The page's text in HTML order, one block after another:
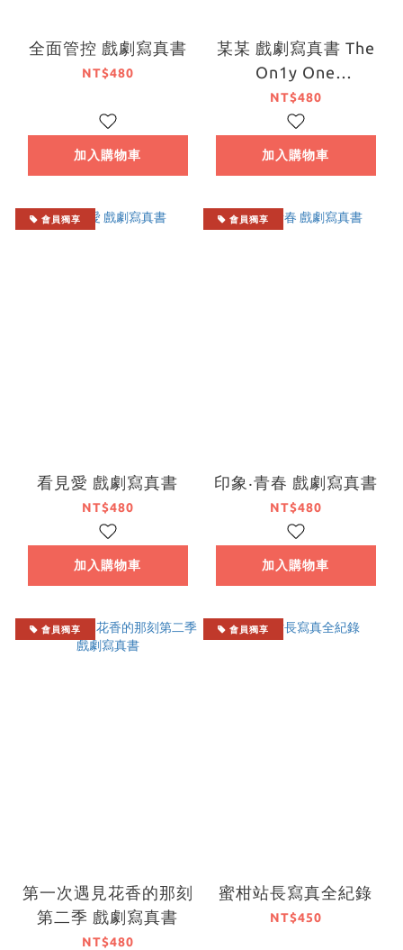
全面管控 戲劇寫真書
NT$480
加入購物車
某某 戲劇寫真書 The
On1y One
Photobook
NT$480
加入購物車
會員獨享
看見愛 戲劇寫真書
NT$480
加入購物車
會員獨享
印象‧青春 戲劇寫真書
NT$480
加入購物車
會員獨享
第一次遇見花香的那刻
第二季 戲劇寫真書
NT$480
會員獨享
蜜柑站長寫真全紀錄
NT$450